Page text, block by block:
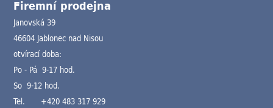
Firemní prodejna
Janovská 39
46604 Jablonec nad Nisou
otvírací doba:
Po - Pá 9-17 hod.
So 9-12 hod.
Tel.
+420 483 317 929